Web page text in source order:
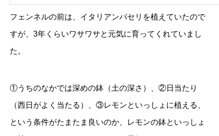
フェンネルの前は、イタリアンパセリを植えていたので
すが、3年くらいワサワサと元気に育ってくれていまし
た。
①うちのなかでは深めの鉢（土の深さ）、②日当たり
（西日がよく当たる）、③レモンといっしょに植える、
という条件がたまたま良いのか、レモンの鉢といっしょ